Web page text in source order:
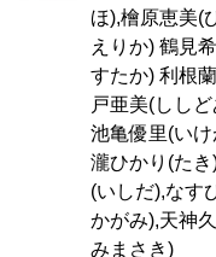
ほ),檜原恵美(
えりか) 鶴見
すたか) 利根
戸亜美(しし
池亀優里(い
瀧ひかり(た
(いしだ),なす
かがみ),天神
みまさき)